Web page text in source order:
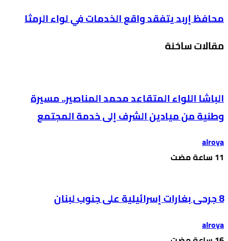
محافظ إربد يتفقد واقع الخدمات في لواء الرمثا
مقالات ساخنة
الباشا اللواء المتقاعد محمد المناصير.. مسيرة
وطنية من ميادين الشرف إلى خدمة المجتمع
alroya
8 جرحى بغارات إسرائيلية على جنوب لبنان
alroya